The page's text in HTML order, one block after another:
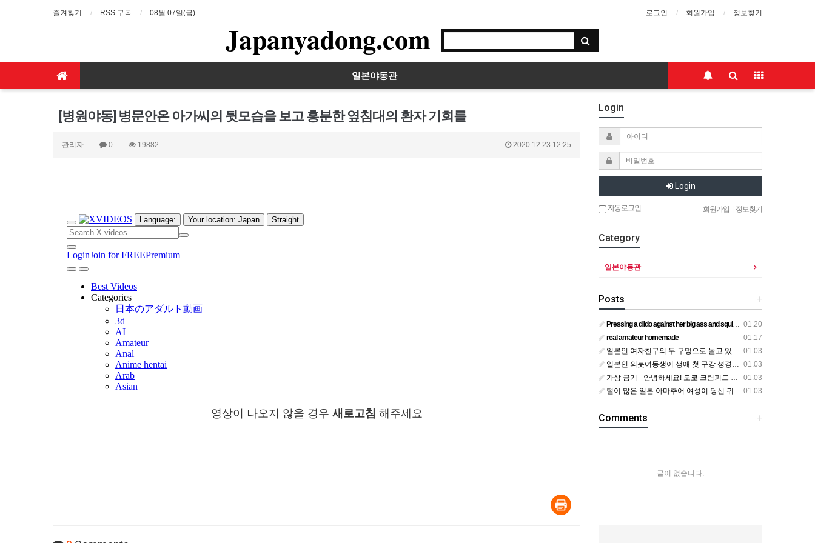
즐겨찾기 RSS 구독 08월 07일(금) 로그인 회원가입 정보찾기
Japanyadong.com
일본야동관
[병원야동] 병문안온 아가씨의 뒷모습을 보고 흥분한 옆침대의 환자 기회를
관리자 0 19882 2020.12.23 12:25
영상이 나오지 않을 경우 새로고침 해주세요
Login
Login
자동로그인 회원가입 정보찾기
Category
일본야동관
+
Posts
01.20
Pressing a dildo against her big ass and squirting from below
01.17
real amateur homemade
01.03
일본인 여자친구의 두 구멍으로 놀고 있어요
01.03
일본인 의붓여동생이 생애 첫 구강 성경험을 공개하다
01.03
가상 금기 - 안녕하세요! 도쿄 크림피드 시엘에서
01.03
털이 많은 일본 아마추어 여성이 당신 귀에 대고 신음하며 자위합니다. 그녀가 오르가즘에 도달하는 모습을 보세요?
+
Comments
글이 없습니다.